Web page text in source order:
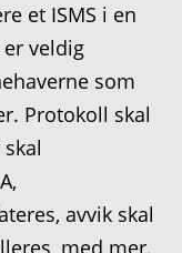
et ISMS i en
veldig
som
Protokoll skal
avvik skal
med mer.